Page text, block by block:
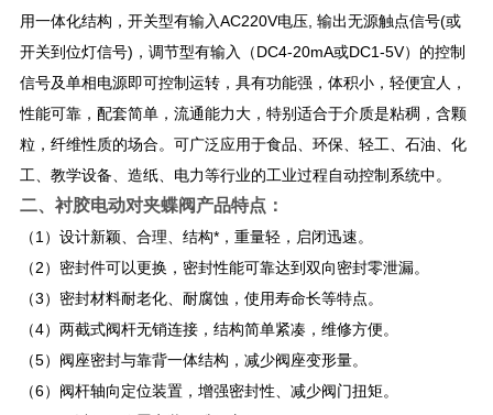
用一体化结构，开关型有输入AC220V电压, 输出无源触点信号(或
开关到位灯信号)，调节型有输入（DC4-20mA或DC1-5V）的控制
信号及单相电源即可控制运转，具有功能强，体积小，轻便宜人，
性能可靠，配套简单，流通能力大，特别适合于介质是粘稠，含颗
粒，纤维性质的场合。可广泛应用于食品、环保、轻工、石油、化
工、教学设备、造纸、电力等行业的工业过程自动控制系统中。
二、 衬胶电动对夹蝶阀产品特点：
（1）设计新颖、合理、结构*，重量轻，启闭迅速。
（2）密封件可以更换，密封性能可靠达到双向密封零泄漏。
（3）密封材料耐老化、耐腐蚀，使用寿命长等特点。
（4）两截式阀杆无销连接，结构简单紧凑，维修方便。
（5）阀座密封与靠背一体结构，减少阀座变形量。
（6）阀杆轴向定位装置，增强密封性、减少阀门扭矩。